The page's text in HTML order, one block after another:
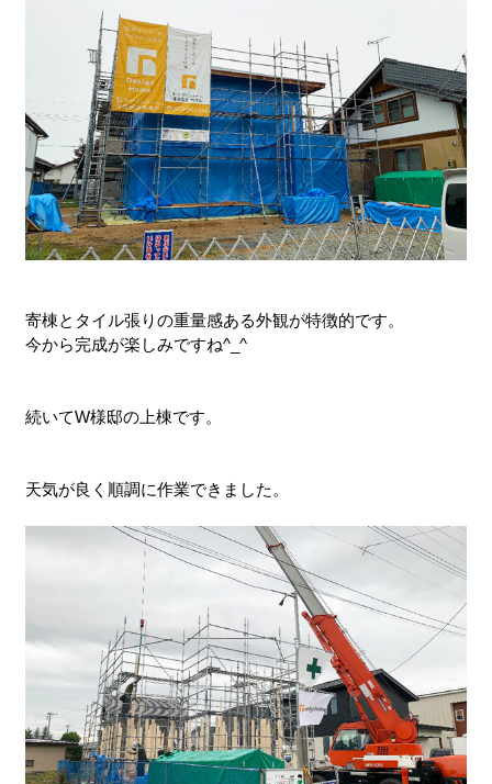
寄棟とタイル張りの重量感ある外観が特徴的です。
今から完成が楽しみですね^_^
続いてW様邸の上棟です。
天気が良く順調に作業できました。